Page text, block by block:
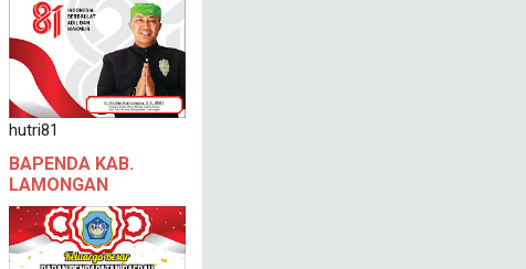
hutri81
BAPENDA KAB.
LAMONGAN